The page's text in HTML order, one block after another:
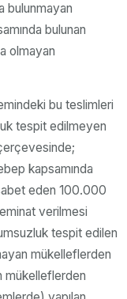
bulunmayan
bulunan
olmayan
bu teslimleri
tespit edilmeyen
kapsamında
eden 100.000
verilmesi
tespit edilen
mükelleflerden
mükelleflerden